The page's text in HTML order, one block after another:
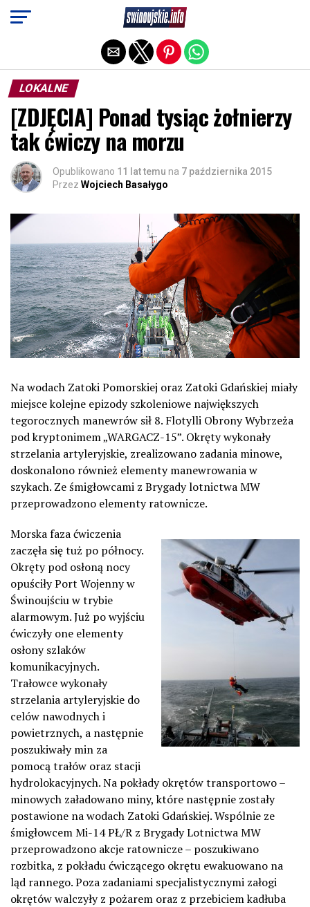
LOKALNE
[ZDJĘCIA] Ponad tysiąc żołnierzy
tak ćwiczy na morzu
Opublikowano 11 lat temu na 7 października 2015
Przez Wojciech Basałygo
Na wodach Zatoki Pomorskiej oraz Zatoki Gdańskiej miały
miejsce kolejne epizody szkoleniowe największych
tegorocznych manewrów sił 8. Flotylli Obrony Wybrzeża
pod kryptonimem „WARGACZ-15”. Okręty wykonały
strzelania artyleryjskie, zrealizowano zadania minowe,
doskonalono również elementy manewrowania w
szykach. Ze śmigłowcami z Brygady lotnictwa MW
przeprowadzono elementy ratownicze.
Morska faza ćwiczenia
zaczęła się tuż po północy.
Okręty pod osłoną nocy
opuściły Port Wojenny w
Świnoujściu w trybie
alarmowym. Już po wyjściu
ćwiczyły one elementy
osłony szlaków
komunikacyjnych.
Trałowce wykonały
strzelania artyleryjskie do
celów nawodnych i
powietrznych, a następnie
poszukiwały min za
pomocą trałów oraz stacji
hydrolokacyjnych. Na pokłady okrętów transportowo –
minowych załadowano miny, które następnie zostały
postawione na wodach Zatoki Gdańskiej. Wspólnie ze
śmigłowcem Mi-14 PŁ/R z Brygady Lotnictwa MW
przeprowadzono akcje ratownicze – poszukiwano
rozbitka, z pokładu ćwiczącego okrętu ewakuowano na
ląd rannego. Poza zadaniami specjalistycznymi załogi
okrętów walczyły z pożarem oraz z przebiciem kadłuba
Exit mobile version